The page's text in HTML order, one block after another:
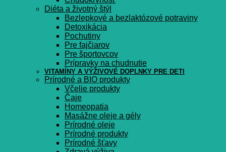
Diéta a životný štýl
Bezlepkové a bezlaktózové potraviny
Detoxikácia
Pochutiny
Pre fajčiarov
Pre športovcov
Prípravky na chudnutie
VITAMÍNY A VÝŽIVOVÉ DOPLNKY PRE DETI
Prírodné a BIO produkty
Včelie produkty
Čaje
Homeopatia
Masážne oleje a gély
Prírodné oleje
Prírodné produkty
Prírodné šťavy